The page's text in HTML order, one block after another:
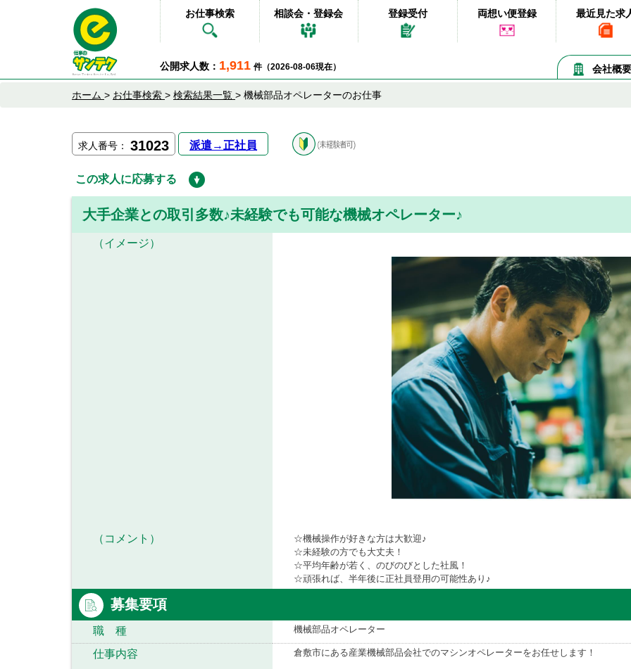
お仕事検索 相談会・登録会 登録受付 両想い便登録 最近見た求
公開求人数： 1,911 件（2026-08-06現在） 会社概要
ホーム > お仕事検索 > 検索結果一覧 > 機械部品オペレーターのお仕事
求人番号： 31023 派遣→正社員
この求人に応募する
大手企業との取引多数♪未経験でも可能な機械オペレーター♪
（イメージ）
（コメント）
☆機械操作が好きな方は大歓迎♪
☆未経験の方でも大丈夫！
☆平均年齢が若く、のびのびとした社風！
☆頑張れば、半年後に正社員登用の可能性あり♪
募集要項
職 種 機械部品オペレーター
仕事内容 倉敷市にある産業機械部品会社でのマシンオペレーターをお任せします！